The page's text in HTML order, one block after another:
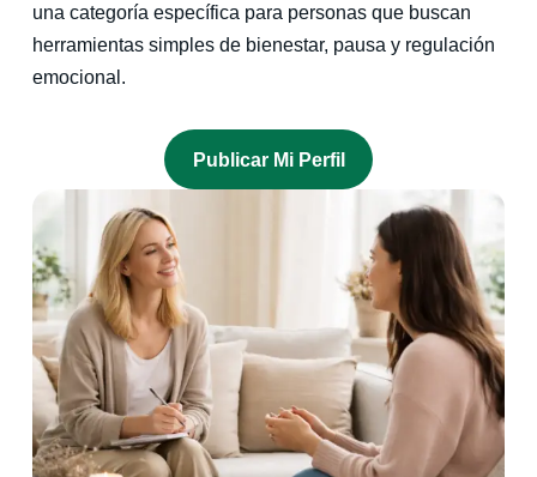
una categoría específica para personas que buscan
herramientas simples de bienestar, pausa y regulación
emocional.
PUblicar Mi Perfil